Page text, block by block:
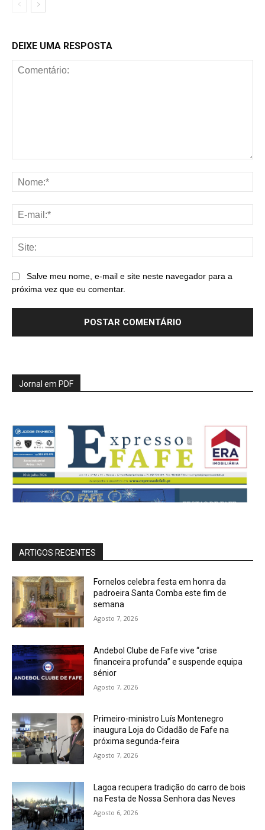
DEIXE UMA RESPOSTA
Salve meu nome, e-mail e site neste navegador para a
próxima vez que eu comentar.
Jornal em PDF
ARTIGOS RECENTES
Fornelos celebra festa em honra da
padroeira Santa Comba este fim de
semana
Agosto 7, 2026
Andebol Clube de Fafe vive “crise
financeira profunda” e suspende equipa
sénior
Agosto 7, 2026
Primeiro-ministro Luís Montenegro
inaugura Loja do Cidadão de Fafe na
próxima segunda-feira
Agosto 7, 2026
Lagoa recupera tradição do carro de bois
na Festa de Nossa Senhora das Neves
Agosto 6, 2026